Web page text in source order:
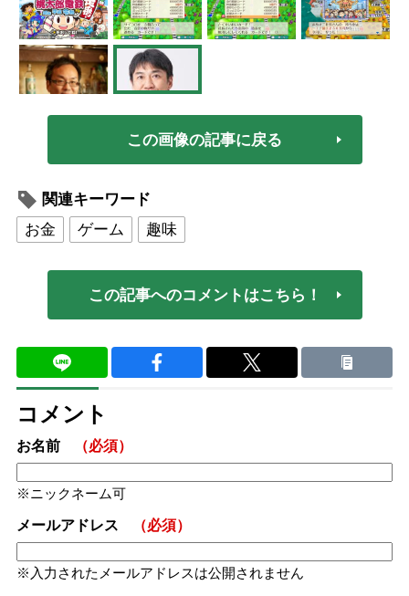
この画像の記事に戻る
関連キーワード
お金
ゲーム 趣味
この記事へのコメントはこちら！
コメント
お名前 （必須）
ニックネーム可
メールアドレス （必須）
入力されたメールアドレスは公開されません